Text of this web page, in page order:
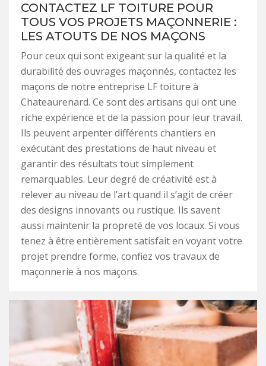
CONTACTEZ LF TOITURE POUR
TOUS VOS PROJETS MAÇONNERIE :
LES ATOUTS DE NOS MAÇONS
Pour ceux qui sont exigeant sur la qualité et la
durabilité des ouvrages maçonnés, contactez les
maçons de notre entreprise LF toiture à
Chateaurenard. Ce sont des artisans qui ont une
riche expérience et de la passion pour leur travail.
Ils peuvent arpenter différents chantiers en
exécutant des prestations de haut niveau et
garantir des résultats tout simplement
remarquables. Leur degré de créativité est à
relever au niveau de l’art quand il s’agit de créer
des designs innovants ou rustique. Ils savent
aussi maintenir la propreté de vos locaux. Si vous
tenez à être entièrement satisfait en voyant votre
projet prendre forme, confiez vos travaux de
maçonnerie à nos maçons.